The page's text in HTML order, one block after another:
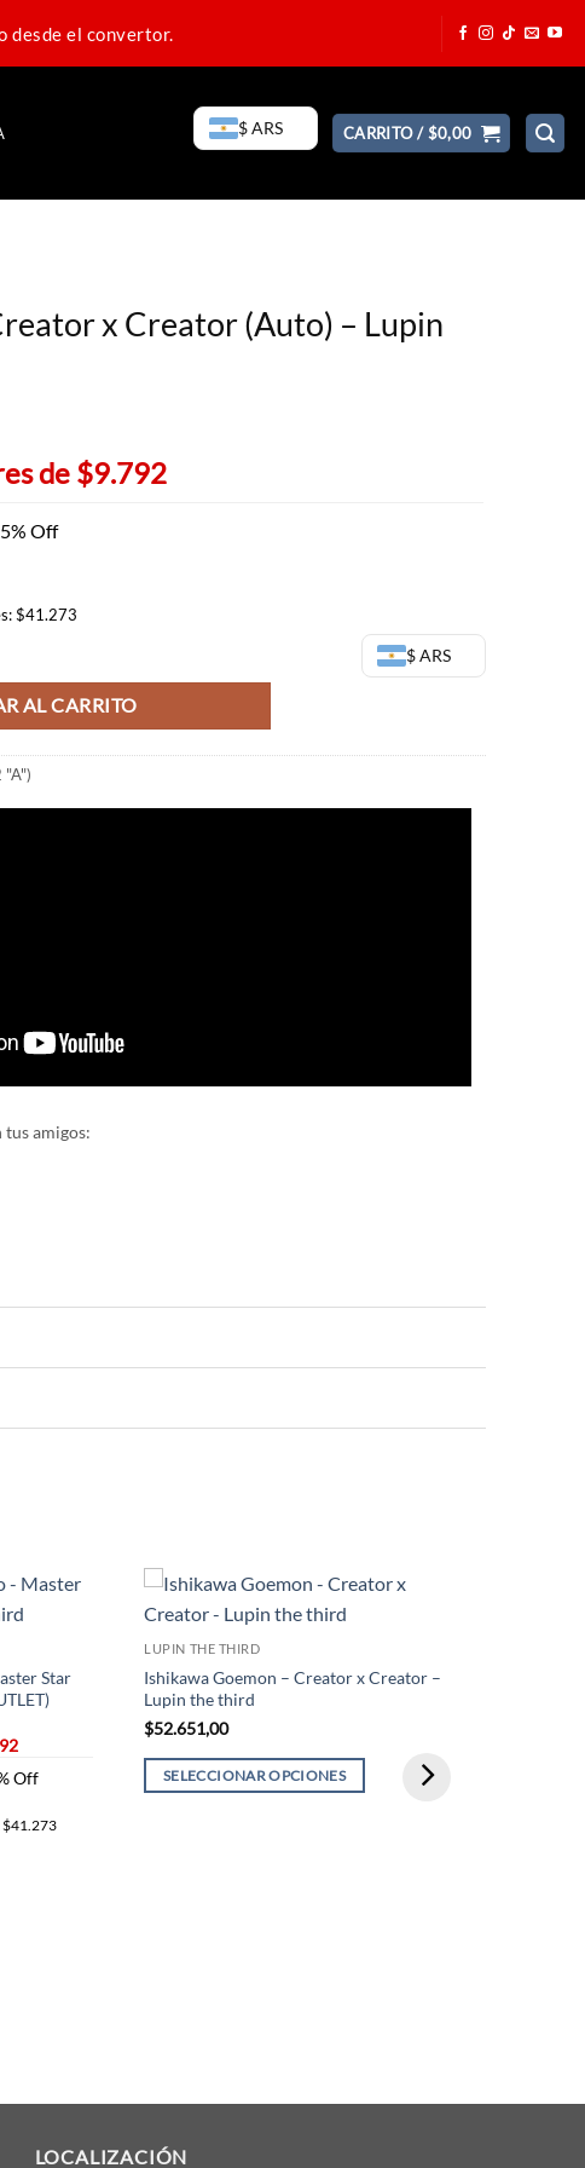
desde el convertor.
$ ARS CARRITO /$0,00
x Creator (Auto) – Lupin
de $9.792
Off
$41.273
$ ARS
AL CARRITO
amigos:
Star
Off
$41.273
LUPIN THE THIRD
Ishikawa Goemon – Creator x Creator –
Lupin the third
$52.651,00
SELECCIONAR OPCIONES
tiene
LOCALIZACIÓN